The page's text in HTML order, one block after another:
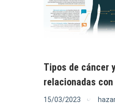
Tipos de cáncer
relacionadas
15/03/2023